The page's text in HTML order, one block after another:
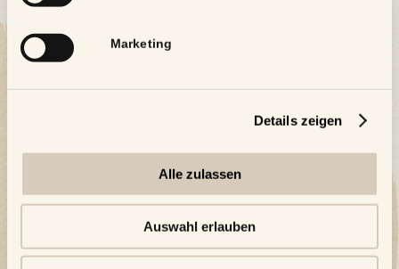
Marketing
Details zeigen
Alle zulassen
Auswahl erlauben